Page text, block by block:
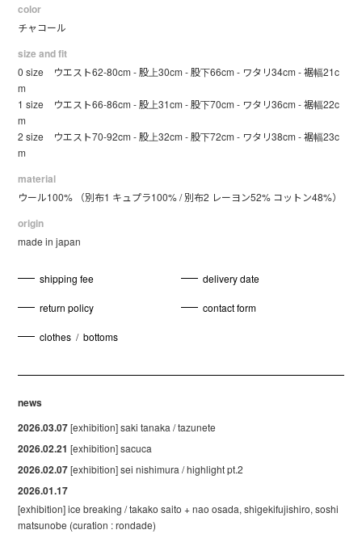
color
チャコール
size and fit
0 size ウエスト62-80cm - 股上30cm - 股下66cm - ワタリ34cm - 裾幅21c
m
1 size ウエスト66-86cm - 股上31cm - 股下70cm - ワタリ36cm - 裾幅22c
m
2 size ウエスト70-92cm - 股上32cm - 股下72cm - ワタリ38cm - 裾幅23c
m
material
ウール100% （別布1 キュプラ100% / 別布2 レーヨン52% コットン48%）
origin
made in japan
shipping fee delivery date
return policy contact form
clothes / bottoms
news
2026.03.07[exhibition] saki tanaka / tazunete
2026.02.21 [exhibition] sacuca
2026.02.07[exhibition] sei nishimura / highlight pt.2
2026.01.17
[exhibition] ice breaking / takako saito + nao osada, shigekifujishiro, soshi
matsunobe (curation : rondade)